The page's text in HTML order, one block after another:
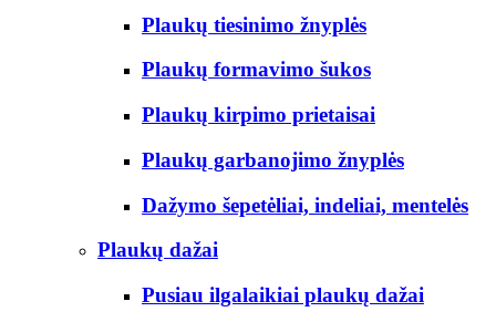
Plaukų tiesinimo žnyplės
Plaukų formavimo šukos
Plaukų kirpimo prietaisai
Plaukų garbanojimo žnyplės
Dažymo šepetėliai, indeliai, mentelės
Plaukų dažai
Pusiau ilgalaikiai plaukų dažai